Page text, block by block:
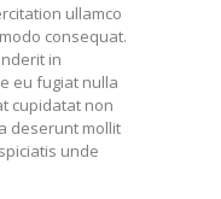
ullamco
consequat.
in
eu fugiat nulla
cupidatat non
deserunt mollit
unde